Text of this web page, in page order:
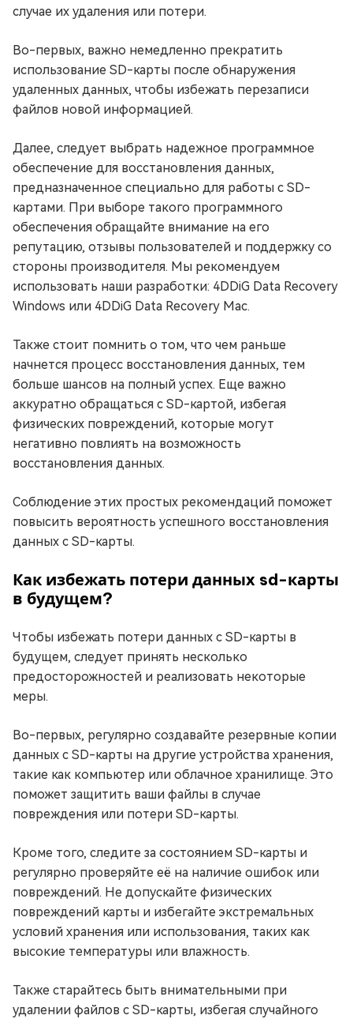
случае их удаления или потери.
Во-первых, важно немедленно прекратить
использование SD-карты после обнаружения
удаленных данных, чтобы избежать перезаписи
файлов новой информацией.
Далее, следует выбрать надежное программное
обеспечение для восстановления данных,
предназначенное специально для работы с SD-
картами. При выборе такого программного
обеспечения обращайте внимание на его
репутацию, отзывы пользователей и поддержку со
стороны производителя. Мы рекомендуем
использовать наши разработки: 4DDiG Data Recovery
Windows или 4DDiG Data Recovery Mac.
Также стоит помнить о том, что чем раньше
начнется процесс восстановления данных, тем
больше шансов на полный успех. Еще важно
аккуратно обращаться с SD-картой, избегая
физических повреждений, которые могут
негативно повлиять на возможность
восстановления данных.
Соблюдение этих простых рекомендаций поможет
повысить вероятность успешного восстановления
данных с SD-карты.
Как избежать потери данных sd-карты
в будущем?
Чтобы избежать потери данных с SD-карты в
будущем, следует принять несколько
предосторожностей и реализовать некоторые
меры.
Во-первых, регулярно создавайте резервные копии
данных с SD-карты на другие устройства хранения,
такие как компьютер или облачное хранилище. Это
поможет защитить ваши файлы в случае
повреждения или потери SD-карты.
Кроме того, следите за состоянием SD-карты и
регулярно проверяйте её на наличие ошибок или
повреждений. Не допускайте физических
повреждений карты и избегайте экстремальных
условий хранения или использования, таких как
высокие температуры или влажность.
Также старайтесь быть внимательными при
удалении файлов с SD-карты, избегая случайного